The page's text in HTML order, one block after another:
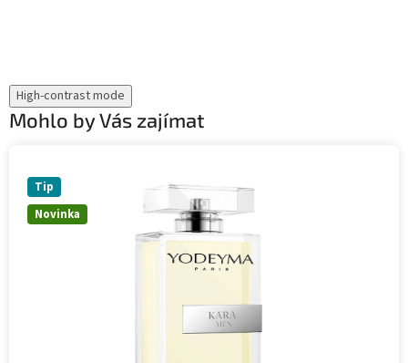
High-contrast mode
Mohlo by Vás zajímat
Novinka
Tip